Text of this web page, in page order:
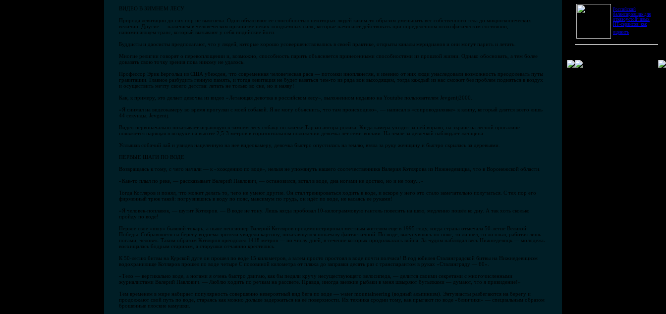
ВИДЕО В ЗИМНЕМ ЛЕСУ
Природа левитации до сих пор не выяснена. Одни объясняют ее способностью некоторых людей каким-то образом уменьшать вес собственного тела до микроскопических
величин. Другие — наличием в человеческом организме неких «подъемных сил», которые начинают действовать при определенном психофизическом состоянии,
напоминающем транс, который вызывают у себя индийские йоги.
Буддисты и даосисты предполагают, что у людей, которые хорошо усовершенствовались в своей практике, открыты каналы меридианов и они могут парить и летать.
Многие религии говорят о перевоплощении и, возможно, способность парить объясняется принесенными способностями из прошлой жизни. Однако обосновать, а тем более
доказать свою точку зрения пока никому не удалось.
Профессор Эрик Бергольц из США убежден, что современная человеческая раса — потомки инопланетян, и именно от них люди унаследовали возможность преодолевать путы
гравитации. Главное разбудить генную память, и тогда левитация не будет казаться чем-то из ряда вон выходящим, тогда каждый из нас сможет без проблем подняться в воздух
и осуществить мечту своего детства: летать не только во сне, но и наяву!
Как, к примеру, это делает девочка из видео «Летающая девочка в российском лесу», выложенном недавно на Youtube пользователем Jevgenij2000.
«Я снимал на видеокамеру во время прогулки с моей собакой. Я не могу объяснить, что там происходило», — написал в «сопроводиловке» к клипу, который длится всего лишь
44 секунды, Jevgenij.
Видео первоначально показывает играющую в зимнем лесу собаку по кличке Тарзан автора ролика. Когда камера уходит за ней вправо, на экране на лесной прогалине
появляется парящая в воздухе на высоте 2,5-3 метров в горизонтальном положении девочка лет семи-восьми. На земле за девочкой наблюдает женщина.
Услышав собачий лай и увидев нацеленную на нее видеокамеру, девочка быстро опустилась на землю, взяла за руку женщину и быстро скрылась за деревьями.
ПЕРВЫЕ ШАГИ ПО ВОДЕ
Возвращаясь к тому, с чего начали — к «хождению по воде», нельзя не упомянуть нашего соотечественника Валерия Котлярова из Нижнедевицка, что в Воронежской области.
«Как-то плыл по реке, — рассказывает Валерий Павлович, — остановился, встал в воде, дна ногами не достаю, но и не тону...»
Тогда Котляров и понял, что может делать то, чего не умеют другие. Он стал тренироваться ходить в воде, и вскоре у него это стало замечательно получаться. С тех пор его
фирменный трюк такой: погрузившись в воду по пояс, максимум по грудь, он идёт по воде, не касаясь ее руками!
«Я человек-поплавок, — шутит Котляров. — В воде не тону. Лишь когда пробовал 10-килограммовую гантель повесить на шею, медленно пошёл ко дну. А так хоть сколько
пройду по воде!
Первое свое «шоу» бывший токарь, а ныне пенсионер Валерий Котляров продемонстрировал местным жителям еще в 1995 году, когда страна отмечала 50-летие Великой
Победы. Собравшиеся на берегу водоема зрители увидели картину, показавшуюся поначалу фантастичной. По воде, высунувшись по пояс, то ли шел, то ли плыл, работая лишь
ногами, человек. Таким образом Котляров преодолел 1418 метров — по числу дней, в течение которых продолжалась война. За чудом наблюдал весь Нижнедевицк — молодежь
восхищалась бодрым стариком, а старушки отчаянно крестились.
К 50-летию битвы на Курской дуге он прошел по воде 15 километров, а затем просто простоял в воде почти полчаса! В год юбилея Сталинградской битвы на Нижнедевицком
водохранилище Котляров прошел по воде четыре С половиной километра от пляжа до заправки десять раз с транспарантом в руках «Сталинграду — 60».
«Тело — вертикально воде, а ногами я очень быстро двигаю, как бы педали кручу несуществующего велосипеда, — делится своими секретами с многочисленными
журналистами Валерий Павлович. — Люблю ходить по речкам на рассвете. Правда, иногда заезжие рыбаки в меня швыряют бутылками — думают, что я привидение!»
Тем временем в мире набирает популярность совершенно невероятный вид бега по воде — water mountaineering (водный альпинизм). Энтузиасты разбегаются на берегу и
продолжают свой путь по воде, стараясь как можно дольше задержаться на её поверхности. Их техника сродни тому, как прыгают по воде «блинчики» — специальным образом
брошенные плоские камушки.
Российский
балансировщик для
отказоустойчивых
ИТ-сервисов: как
оценить